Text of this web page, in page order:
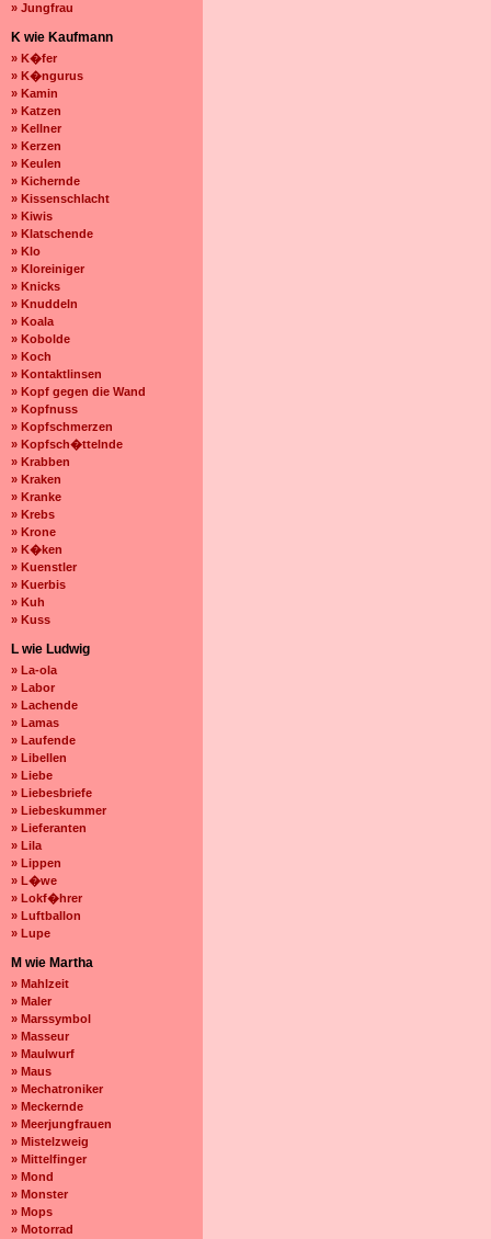
» Jungfrau
K wie Kaufmann
» K�fer
» K�ngurus
» Kamin
» Katzen
» Kellner
» Kerzen
» Keulen
» Kichernde
» Kissenschlacht
» Kiwis
» Klatschende
» Klo
» Kloreiniger
» Knicks
» Knuddeln
» Koala
» Kobolde
» Koch
» Kontaktlinsen
» Kopf gegen die Wand
» Kopfnuss
» Kopfschmerzen
» Kopfsch�ttelnde
» Krabben
» Kraken
» Kranke
» Krebs
» Krone
» K�ken
» Kuenstler
» Kuerbis
» Kuh
» Kuss
L wie Ludwig
» La-ola
» Labor
» Lachende
» Lamas
» Laufende
» Libellen
» Liebe
» Liebesbriefe
» Liebeskummer
» Lieferanten
» Lila
» Lippen
» L�we
» Lokf�hrer
» Luftballon
» Lupe
M wie Martha
» Mahlzeit
» Maler
» Marssymbol
» Masseur
» Maulwurf
» Maus
» Mechatroniker
» Meckernde
» Meerjungfrauen
» Mistelzweig
» Mittelfinger
» Mond
» Monster
» Mops
» Motorrad